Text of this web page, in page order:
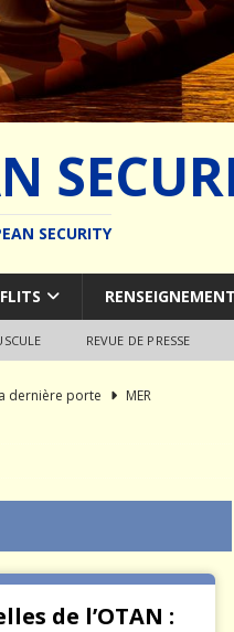
SECURITY
RENSEIGNEMENT
REVUE DE PRESSE
dernière porte
MER
de l’OTAN :